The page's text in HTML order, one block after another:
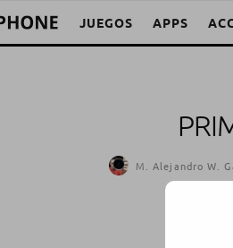
JUEGOS APPS
M. Alejandro W.